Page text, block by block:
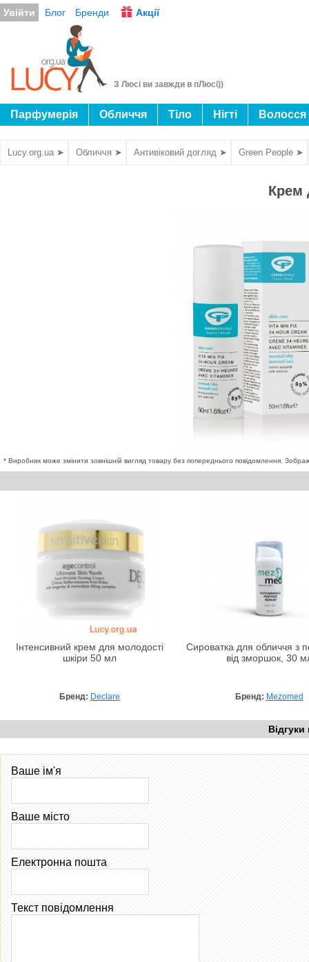
Увійти Блог Бренди Акції
З Люсі ви завжди в пЛюсі))
Парфумерія Обличчя Тіло Нігті Волосся
Lucy.org.ua ➤ Обличчя ➤ Антивіковий догляд ➤ Green People ➤
Крем
* Виробник може змінити зовнішній вигляд товару без попереднього повідомлення.
Інтенсивний крем для молодості
шкіри 50 мл
Бренд: Declare
Сироватка для обличчя з
від зморшок, 30
Бренд: Mezomed
Відгуки
Ваше ім'я
Ваше місто
Електронна пошта
Текст повідомлення